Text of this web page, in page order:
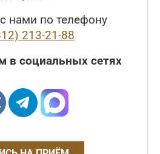
нами по телефону
213-21-88
в социальных сетях